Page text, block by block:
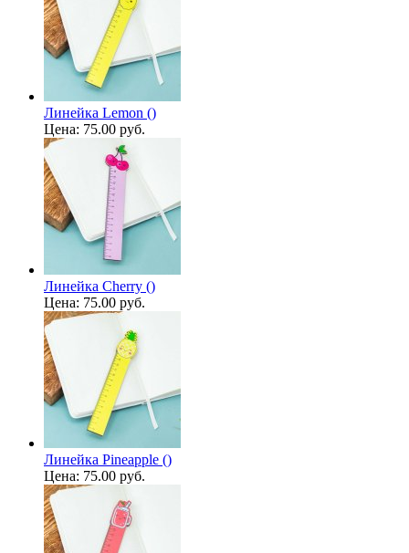
Линейка Lemon ()
Цена: 75.00 руб.
Линейка Cherry ()
Цена: 75.00 руб.
Линейка Pineapple ()
Цена: 75.00 руб.